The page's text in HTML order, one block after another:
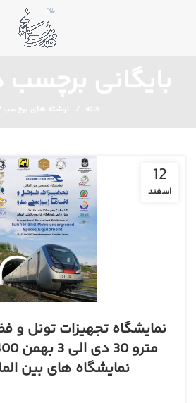
12
اسفند
نمایشگاه تجهیزات تونل و
نمایشگاه های بین